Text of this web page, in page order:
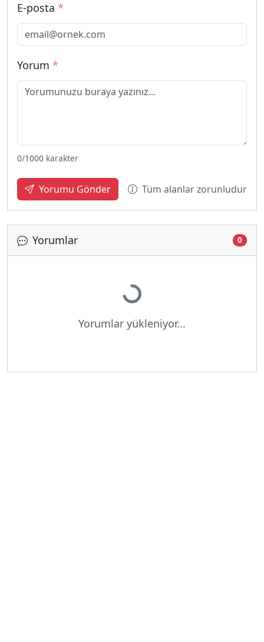
E-posta *
Yorum *
0/1000 karakter
Yorumu Gönder Tüm alanlar zorunludur
Yorumlar 0
Yükleniyor...
Yorumlar yükleniyor...